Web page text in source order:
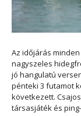
Az időjárás
nagyszeles
jó hangulatú
pénteki 3 futamot
következett.
társasjáték és